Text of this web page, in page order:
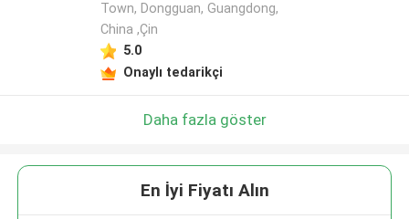
Town, Dongguan, Guangdong,
China ,Çin
5.0
Onaylı tedarikçi
Daha fazla göster
En İyi Fiyatı Alın